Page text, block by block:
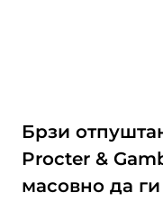
Брзи
Procter &
масовно да